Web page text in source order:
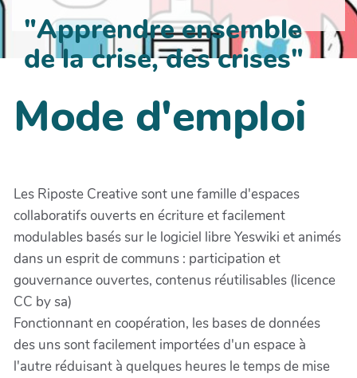
"Apprendre ensemble
de la crise, des crises"
Mode d'emploi
Les Riposte Creative sont une famille d'espaces
collaboratifs ouverts en écriture et facilement
modulables basés sur le logiciel libre Yeswiki et animés
dans un esprit de communs : participation et
gouvernance ouvertes, contenus réutilisables (licence
CC by sa)
Fonctionnant en coopération, les bases de données
des uns sont facilement importées d'un espace à
l'autre réduisant à quelques heures le temps de mise